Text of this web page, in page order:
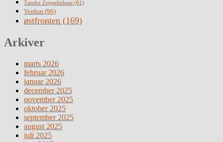
Tønder Zeppelinbase (81)
Verdun (96)
østfronten (169)
Arkiver
marts 2026
februar 2026
januar 2026
december 2025
november 2025
oktober 2025
september 2025
august 2025
juli 2025